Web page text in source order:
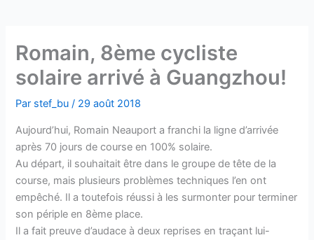
Romain, 8ème cycliste
solaire arrivé à Guangzhou!
Par stef_bu/ 29 août 2018
Aujourd’hui, Romain Neauport a franchi la ligne d’arrivée
après 70 jours de course en 100% solaire.
Au départ, il souhaitait être dans le groupe de tête de la
course, mais plusieurs problèmes techniques l’en ont
empêché. Il a toutefois réussi à les surmonter pour terminer
son périple en 8ème place.
Il a fait preuve d’audace à deux reprises en traçant lui-